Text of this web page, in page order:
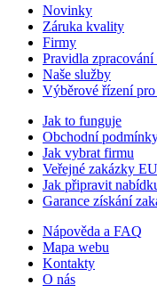
Novinky
Záruka kvality
Firmy
Pravidla
Naše služby
Výběrové řízení
Jak to funguje
Obchodní
Jak vybrat firmu
Veřejné zakázky EU
Jak připravit
Garance získání
Nápověda a FAQ
Mapa webu
Kontakty
O nás